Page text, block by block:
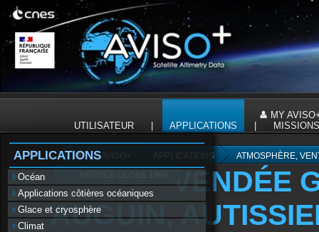
MY
UTILISATEUR
APPLICATIONS MISSIONS
AVISO+ APPLICATIONS
ATMOSPHÈRE,
VENDÉE
AUGUIN,
APPLICATIONS
Océan
Applications côtières océaniques
Glace et cryosphère
Climat
Panneau de gestion des cookies